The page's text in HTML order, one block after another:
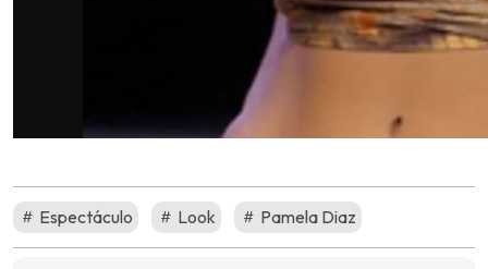
Espectáculo Look Pamela Diaz